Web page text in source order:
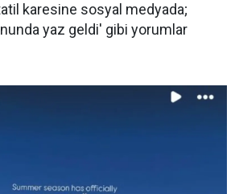
karesine sosyal medyada;
yaz geldi' gibi yorumlar